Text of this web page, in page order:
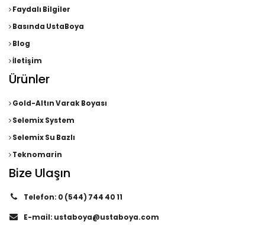
Faydalı Bilgiler
Basında UstaBoya
Blog
İletişim
Ürünler
Gold-Altın Varak Boyası
Selemix System
Selemix Su Bazlı
Teknomarin
Bize Ulaşın
Telefon: 0 (544) 744 40 11
E-mail: ustaboya@ustaboya.com